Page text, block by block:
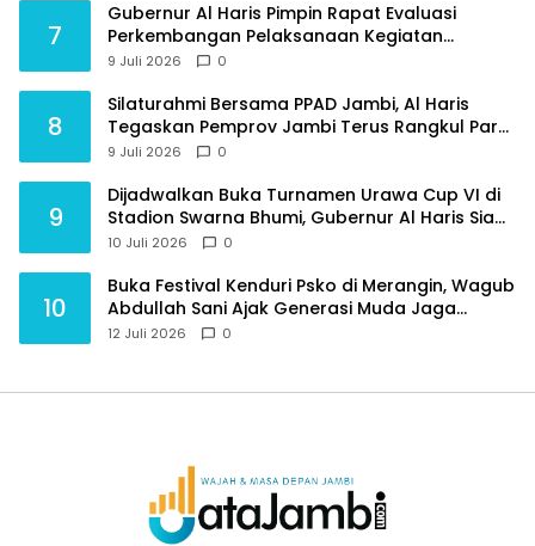
7
Gubernur Al Haris Pimpin Rapat Evaluasi
Perkembangan Pelaksanaan Kegiatan
Pembangunan Triwulan II TA 2026
9 Juli 2026 0
8
Silaturahmi Bersama PPAD Jambi, Al Haris
Tegaskan Pemprov Jambi Terus Rangkul Para
Purnawirawan
9 Juli 2026 0
9
Dijadwalkan Buka Turnamen Urawa Cup VI di
Stadion Swarna Bhumi, Gubernur Al Haris Siap
Berlaga Lawan Tim Urawa
10 Juli 2026 0
10
Buka Festival Kenduri Psko di Merangin, Wagub
Abdullah Sani Ajak Generasi Muda Jaga
Budaya dan Jauhi Narkoba
12 Juli 2026 0